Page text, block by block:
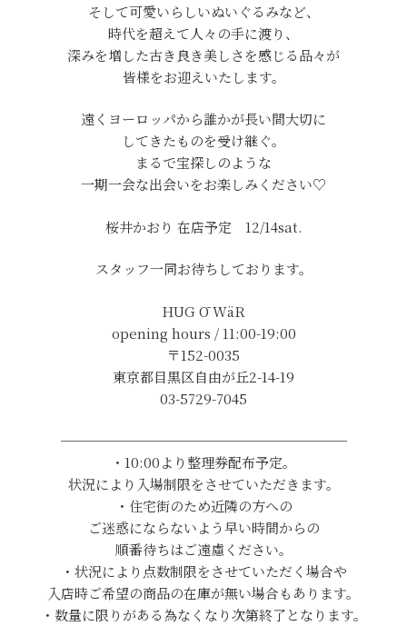
そして可愛いらしいぬいぐるみなど、
時代を超えて人々の手に渡り、
深みを増した古き良き美しさを感じる品々が
皆様をお迎えいたします。
遠くヨーロッパから誰かが長い間大切に
してきたものを受け継ぐ。
まるで宝探しのような
一期一会な出会いをお楽しみください♡
桜井かおり 在店予定 12/14sat.
スタッフ一同お待ちしております。
HUG Ō WäR
opening hours / 11:00-19:00
〒152-0035
東京都目黒区自由が丘2-14-19
03-5729-7045
─────────────────────
・10:00より整理券配布予定。
状況により入場制限をさせていただきます。
・住宅街のため近隣の方への
ご迷惑にならないよう早い時間からの
順番待ちはご遠慮ください。
・状況により点数制限をさせていただく場合や
入店時ご希望の商品の在庫が無い場合もあります。
・数量に限りがある為なくなり次第終了となります。